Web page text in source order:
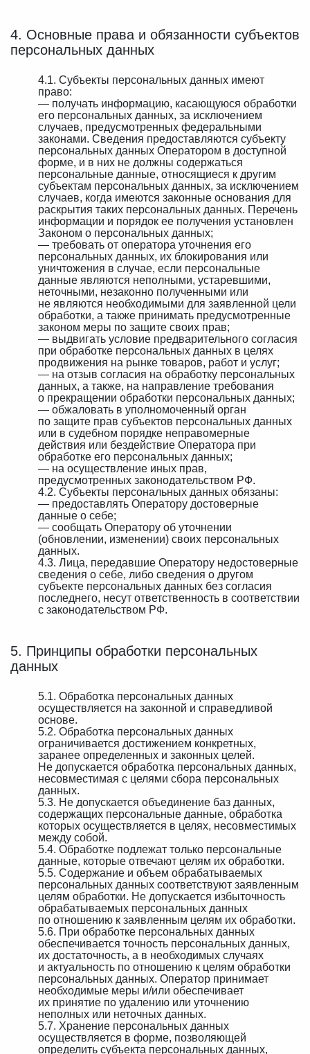
4. Основные права и обязанности субъектов
персональных данных
4.1. Субъекты персональных данных имеют
право:
— получать информацию, касающуюся обработки
его персональных данных, за исключением
случаев, предусмотренных федеральными
законами. Сведения предоставляются субъекту
персональных данных Оператором в доступной
форме, и в них не должны содержаться
персональные данные, относящиеся к другим
субъектам персональных данных, за исключением
случаев, когда имеются законные основания для
раскрытия таких персональных данных. Перечень
информации и порядок ее получения установлен
Законом о персональных данных;
— требовать от оператора уточнения его
персональных данных, их блокирования или
уничтожения в случае, если персональные
данные являются неполными, устаревшими,
неточными, незаконно полученными или
не являются необходимыми для заявленной цели
обработки, а также принимать предусмотренные
законом меры по защите своих прав;
— выдвигать условие предварительного согласия
при обработке персональных данных в целях
продвижения на рынке товаров, работ и услуг;
— на отзыв согласия на обработку персональных
данных, а также, на направление требования
о прекращении обработки персональных данных;
— обжаловать в уполномоченный орган
по защите прав субъектов персональных данных
или в судебном порядке неправомерные
действия или бездействие Оператора при
обработке его персональных данных;
— на осуществление иных прав,
предусмотренных законодательством РФ.
4.2. Субъекты персональных данных обязаны:
— предоставлять Оператору достоверные
данные о себе;
— сообщать Оператору об уточнении
(обновлении, изменении) своих персональных
данных.
4.3. Лица, передавшие Оператору недостоверные
сведения о себе, либо сведения о другом
субъекте персональных данных без согласия
последнего, несут ответственность в соответствии
с законодательством РФ.
5. Принципы обработки персональных
данных
5.1. Обработка персональных данных
осуществляется на законной и справедливой
основе.
5.2. Обработка персональных данных
ограничивается достижением конкретных,
заранее определенных и законных целей.
Не допускается обработка персональных данных,
несовместимая с целями сбора персональных
данных.
5.3. Не допускается объединение баз данных,
содержащих персональные данные, обработка
которых осуществляется в целях, несовместимых
между собой.
5.4. Обработке подлежат только персональные
данные, которые отвечают целям их обработки.
5.5. Содержание и объем обрабатываемых
персональных данных соответствуют заявленным
целям обработки. Не допускается избыточность
обрабатываемых персональных данных
по отношению к заявленным целям их обработки.
5.6. При обработке персональных данных
обеспечивается точность персональных данных,
их достаточность, а в необходимых случаях
и актуальность по отношению к целям обработки
персональных данных. Оператор принимает
необходимые меры и/или обеспечивает
их принятие по удалению или уточнению
неполных или неточных данных.
5.7. Хранение персональных данных
осуществляется в форме, позволяющей
определить субъекта персональных данных,